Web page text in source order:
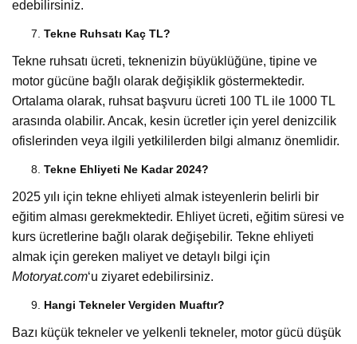
edebilirsiniz.
Tekne Ruhsatı Kaç TL?
Tekne ruhsatı ücreti, teknenizin büyüklüğüne, tipine ve
motor gücüne bağlı olarak değişiklik göstermektedir.
Ortalama olarak, ruhsat başvuru ücreti 100 TL ile 1000 TL
arasında olabilir. Ancak, kesin ücretler için yerel denizcilik
ofislerinden veya ilgili yetkililerden bilgi almanız önemlidir.
Tekne Ehliyeti Ne Kadar 2024?
2025 yılı için tekne ehliyeti almak isteyenlerin belirli bir
eğitim alması gerekmektedir. Ehliyet ücreti, eğitim süresi ve
kurs ücretlerine bağlı olarak değişebilir. Tekne ehliyeti
almak için gereken maliyet ve detaylı bilgi için
Motoryat.com‘u ziyaret edebilirsiniz.
Hangi Tekneler Vergiden Muaftır?
Bazı küçük tekneler ve yelkenli tekneler, motor gücü düşük